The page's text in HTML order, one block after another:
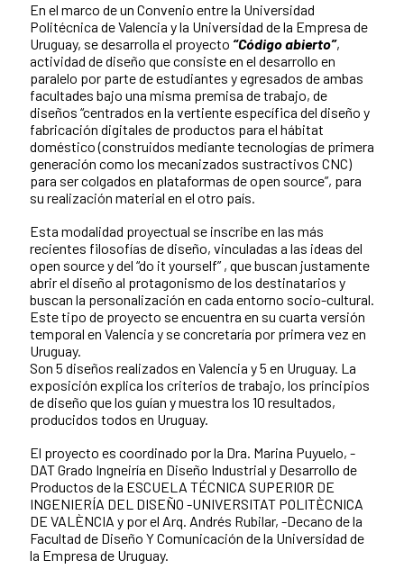
En el marco de un Convenio entre la Universidad
Politécnica de Valencia y la Universidad de la Empresa de
Uruguay, se desarrolla el proyecto “Código abierto”,
actividad de diseño que consiste en el desarrollo en
paralelo por parte de estudiantes y egresados de ambas
facultades bajo una misma premisa de trabajo, de
diseños “centrados en la vertiente específica del diseño y
fabricación digitales de productos para el hábitat
doméstico (construidos mediante tecnologías de primera
generación como los mecanizados sustractivos CNC)
para ser colgados en plataformas de open source”, para
su realización material en el otro país.
Esta modalidad proyectual se inscribe en las más
recientes filosofías de diseño, vinculadas a las ideas del
open source y del “do it yourself” , que buscan justamente
abrir el diseño al protagonismo de los destinatarios y
buscan la personalización en cada entorno socio-cultural.
Este tipo de proyecto se encuentra en su cuarta versión
temporal en Valencia y se concretaría por primera vez en
Uruguay.
Son 5 diseños realizados en Valencia y 5 en Uruguay. La
exposición explica los criterios de trabajo, los principios
de diseño que los guían y muestra los 10 resultados,
producidos todos en Uruguay.
El proyecto es coordinado por la Dra. Marina Puyuelo, -
DAT Grado Ingneiría en Diseño Industrial y Desarrollo de
Productos de la ESCUELA TÉCNICA SUPERIOR DE
INGENIERÍA DEL DISEÑO -UNIVERSITAT POLITÈCNICA
DE VALÈNCIA y por el Arq. Andrés Rubilar, -Decano de la
Facultad de Diseño Y Comunicación de la Universidad de
la Empresa de Uruguay.